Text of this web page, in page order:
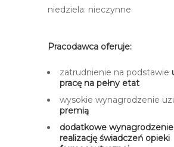
niedziela: nieczynne
Pracodawca oferuje:
zatrudnienie na podstawie
pracę na pełny etat
wysokie wynagrodzenie
premią
dodatkowe
realizację świadczeń opieki